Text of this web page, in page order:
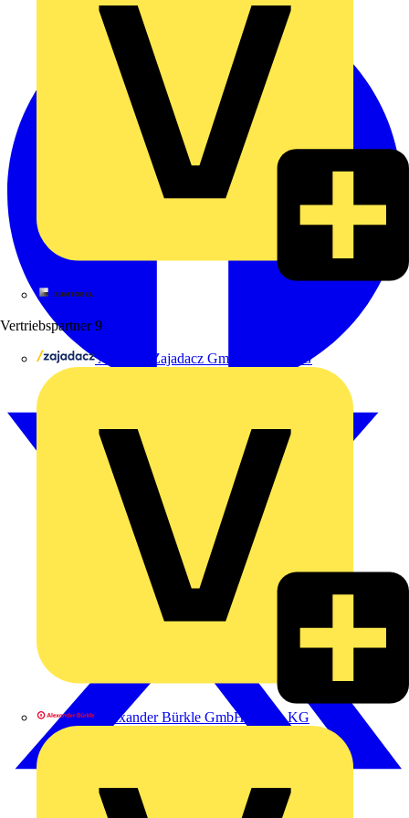
Vertriebspartner 9
Adalbert Zajadacz GmbH & Co. KG
Alexander Bürkle GmbH & Co. KG